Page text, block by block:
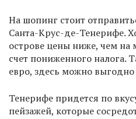
На шопинг стоит
Санта-Крус-де-Тенерифе.
острове цены ниже, чем на
счет пониженного налога.
евро, здесь можно
Тенерифе придется по
пейзажей, которые